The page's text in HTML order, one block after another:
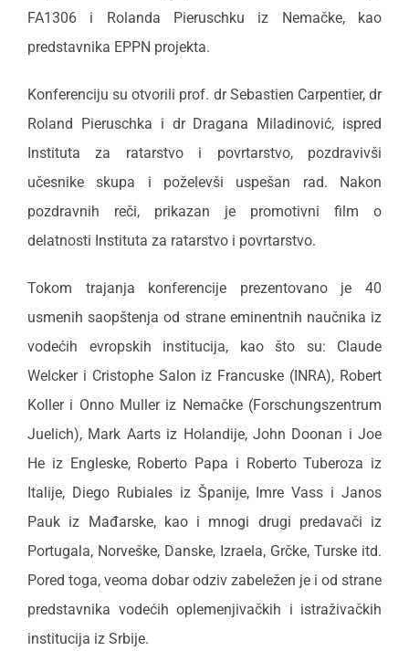
FA1306 i Rolanda Pieruschku iz Nemačke, kao
predstavnika EPPN projekta.
Konferenciju su otvorili prof. dr Sebastien Carpentier, dr
Roland Pieruschka i dr Dragana Miladinović, ispred
Instituta za ratarstvo i povrtarstvo, pozdravivši
učesnike skupa i poželevši uspešan rad. Nakon
pozdravnih reči, prikazan je promotivni film o
delatnosti Instituta za ratarstvo i povrtarstvo.
Tokom trajanja konferencije prezentovano je 40
usmenih saopštenja od strane eminentnih naučnika iz
vodećih evropskih institucija, kao što su: Claude
Welcker i Cristophe Salon iz Francuske (INRA), Robert
Koller i Onno Muller iz Nemačke (Forschungszentrum
Juelich), Mark Aarts iz Holandije, John Doonan i Joe
He iz Engleske, Roberto Papa i Roberto Tuberoza iz
Italije, Diego Rubiales iz Španije, Imre Vass i Janos
Pauk iz Mađarske, kao i mnogi drugi predavači iz
Portugala, Norveške, Danske, Izraela, Grčke, Turske itd.
Pored toga, veoma dobar odziv zabeležen je i od strane
predstavnika vodećih oplemenjivačkih i istraživačkih
institucija iz Srbije.